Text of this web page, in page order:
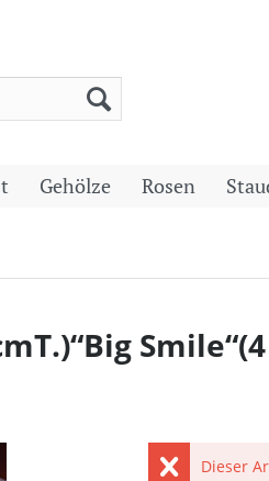
Gehölze Rosen
Smile“(4
Dieser